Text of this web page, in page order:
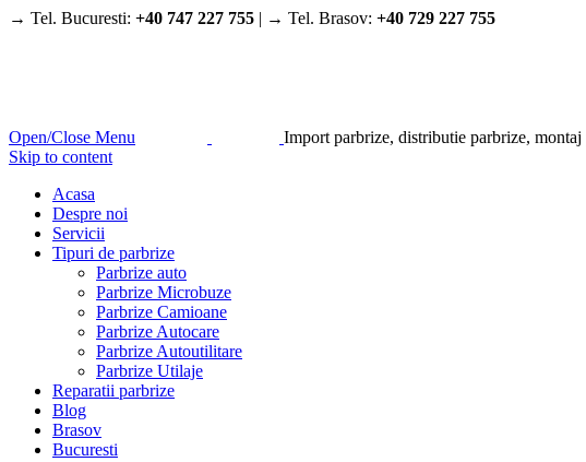
→ Tel. Bucuresti: +40 747 227 755 | → Tel. Brasov: +40 729 227 755
Open/Close Menu
Import parbrize, distributie parbrize,
Skip to content
Acasa
Despre noi
Servicii
Tipuri de parbrize
Parbrize auto
Parbrize Microbuze
Parbrize Camioane
Parbrize Autocare
Parbrize Autoutilitare
Parbrize Utilaje
Reparatii parbrize
Blog
Brasov
Bucuresti